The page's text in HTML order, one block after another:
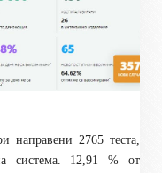
направени 2765 теста,
система. 12,91 % от